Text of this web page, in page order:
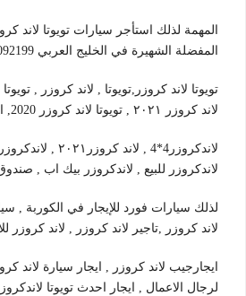
المهمة لذلك استأجر سيارات تويوتا لاند
المفضلة الشهيرة في الخليج العربي 01100092199 .
لاند كروزر ٢٠٢١ , تويوتا لاند كروزر 2020, ايجار تويوتا
لاندكروزر للبيع , لاندكروزر بيك اب ,
لذلك سيارات فورد للإيجار في الكوربة ,
لاند كروزر ,تاجير لاند كروزر , لاند كروزر
ايجارجيب لاند كروزر , ايجار سيارة لاند
لرجال الاعمال , ايجار احدث تويوتا